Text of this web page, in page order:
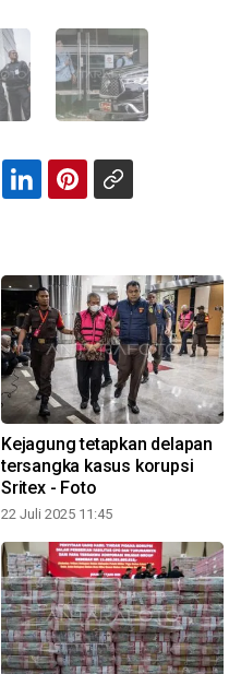
Kejagung tetapkan delapan
tersangka kasus korupsi
Sritex - Foto
22 Juli 2025 11:45